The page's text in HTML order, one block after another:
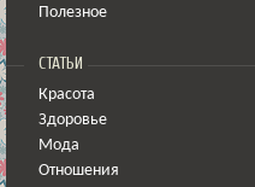
Полезное
СТАТЬИ
Красота
Здоровье
Мода
Отношения